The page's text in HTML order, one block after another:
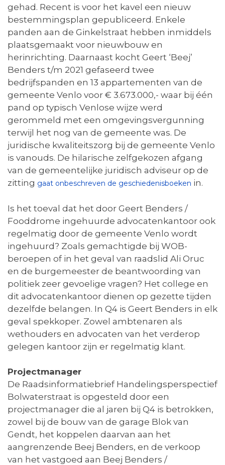
gehad. Recent is voor het kavel een nieuw
bestemmingsplan gepubliceerd. Enkele
panden aan de Ginkelstraat hebben inmiddels
plaatsgemaakt voor nieuwbouw en
herinrichting. Daarnaast kocht Geert ‘Beej’
Benders t/m 2021 gefaseerd twee
bedrijfspanden en 13 appartementen van de
gemeente Venlo voor € 3.673.000,- waar bij één
pand op typisch Venlose wijze werd
gerommeld met een omgevingsvergunning
terwijl het nog van de gemeente was. De
juridische kwaliteitszorg bij de gemeente Venlo
is vanouds. De hilarische zelfgekozen afgang
van de gemeentelijke juridisch adviseur op de
zitting gaat onbeschreven de geschiedenisboeken in.
Is het toeval dat het door Geert Benders /
Fooddrome ingehuurde advocatenkantoor ook
regelmatig door de gemeente Venlo wordt
ingehuurd? Zoals gemachtigde bij WOB-
beroepen of in het geval van raadslid Ali Oruc
en de burgemeester de beantwoording van
politiek zeer gevoelige vragen? Het college en
dit advocatenkantoor dienen op gezette tijden
dezelfde belangen. In Q4 is Geert Benders in elk
geval spekkoper. Zowel ambtenaren als
wethouders en advocaten van het verderop
gelegen kantoor zijn er regelmatig klant.
Projectmanager
De Raadsinformatiebrief Handelingsperspectief
Bolwaterstraat is opgesteld door een
projectmanager die al jaren bij Q4 is betrokken,
zowel bij de bouw van de garage Blok van
Gendt, het koppelen daarvan aan het
aangrenzende Beej Benders, en de verkoop
van het vastgoed aan Beej Benders /